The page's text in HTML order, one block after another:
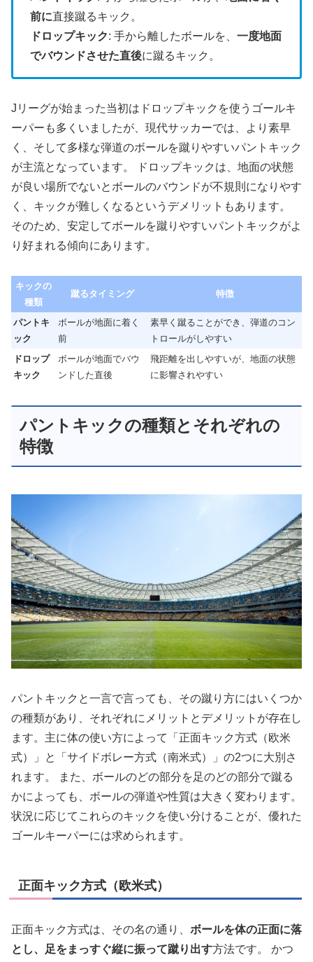
前に直接蹴るキック。
ドロップキック: 手から離したボールを、 一度地面
でバウンドさせた直後に蹴るキック。
Jリーグが始まった当初はドロップキックを使うゴールキ
ーパーも多くいましたが、現代サッカーでは、より素早
く、そして多様な弾道のボールを蹴りやすいパントキック
が主流となっています。 ドロップキックは、地面の状態
が良い場所でないとボールのバウンドが不規則になりやす
く、キックが難しくなるというデメリットもあります。
そのため、安定してボールを蹴りやすいパントキックがよ
り好まれる傾向にあります。
キックの
種類
蹴るタイミング 特徴
パントキ
ック
ボールが地面に着く
前
素早く蹴ることができ、弾道のコン
トロールがしやすい
ドロップ
キック
ボールが地面でバウ
ンドした直後
飛距離を出しやすいが、地面の状態
に影響されやすい
パントキックの種類とそれぞれの
特徴
パントキックと一言で言っても、その蹴り方にはいくつか
の種類があり、それぞれにメリットとデメリットが存在し
ます。主に体の使い方によって「正面キック方式（欧米
式）」と「サイドボレー方式（南米式）」の2つに大別さ
れます。 また、ボールのどの部分を足のどの部分で蹴る
かによっても、ボールの弾道や性質は大きく変わります。
状況に応じてこれらのキックを使い分けることが、優れた
ゴールキーパーには求められます。
正面キック方式（欧米式）
正面キック方式は、その名の通り、 ボールを体の正面に落
とし、足をまっすぐ縦に振って蹴り出す方法です。 かつ